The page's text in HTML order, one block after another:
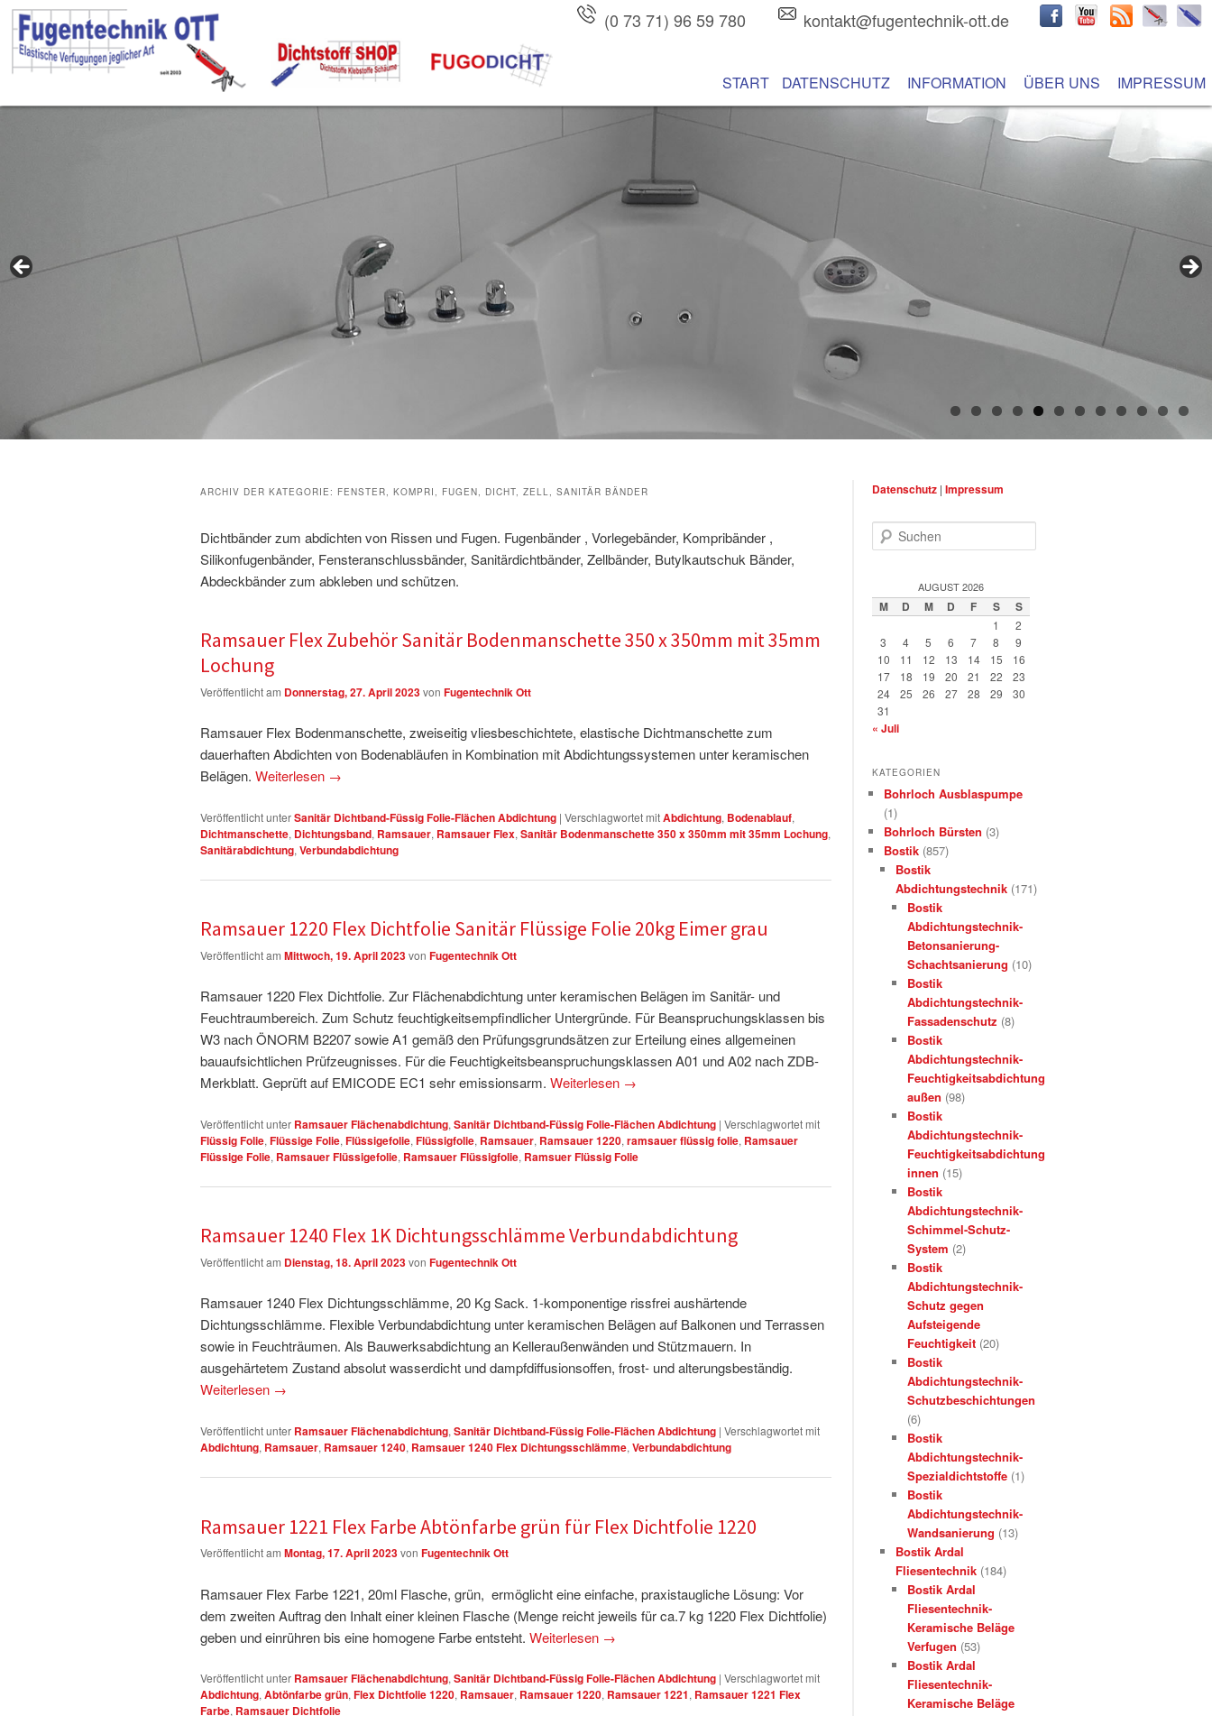
(0 73 71) 96 59 780 kontakt@fugentechnik-ott.de
Hauptmenü
Zum Inhalt wechseln
Zum sekundären Inhalt wechseln
START DATENSCHUTZ INFORMATION ÜBER UNS IMPRESSUM
ARCHIV DER KATEGORIE: FENSTER, KOMPRI, FUGEN, DICHT, ZELL, SANITÄR BÄNDER
Dichtbänder zum abdichten von Rissen und Fugen. Fugenbänder , Vorlegebänder, Kompribänder ,
Silikonfugenbänder, Fensteranschlussbänder, Sanitärdichtbänder, Zellbänder, Butylkautschuk Bänder,
Abdeckbänder zum abkleben und schützen.
Ramsauer Flex Zubehör Sanitär Bodenmanschette 350 x 350mm mit 35mm
Lochung
Veröffentlicht am Donnerstag, 27. April 2023von Fugentechnik Ott
Ramsauer Flex Bodenmanschette, zweiseitig vliesbeschichtete, elastische Dichtmanschette zum
dauerhaften Abdichten von Bodenabläufen in Kombination mit Abdichtungssystemen unter keramischen
Belägen. Weiterlesen →
Veröffentlicht unterSanitär Dichtband-Füssig Folie-Flächen Abdichtung | Verschlagwortet mitAbdichtung, Bodenablauf,
Dichtmanschette, Dichtungsband, Ramsauer, Ramsauer Flex, Sanitär Bodenmanschette 350 x 350mm mit 35mm Lochung,
Sanitärabdichtung, Verbundabdichtung
Ramsauer 1220 Flex Dichtfolie Sanitär Flüssige Folie 20kg Eimer grau
Veröffentlicht am Mittwoch, 19. April 2023von Fugentechnik Ott
Ramsauer 1220 Flex Dichtfolie. Zur Flächenabdichtung unter keramischen Belägen im Sanitär- und
Feuchtraumbereich. Zum Schutz feuchtigkeitsempfindlicher Untergründe. Für Beanspruchungsklassen bis
W3 nach ÖNORM B2207 sowie A1 gemäß den Prüfungsgrundsätzen zur Erteilung eines allgemeinen
bauaufsichtlichen Prüfzeugnisses. Für die Feuchtigkeitsbeanspruchungsklassen A01 und A02 nach ZDB-
Merkblatt. Geprüft auf EMICODE EC1 sehr emissionsarm. Weiterlesen →
Veröffentlicht unter Ramsauer Flächenabdichtung, Sanitär Dichtband-Füssig Folie-Flächen Abdichtung | Verschlagwortet mit
Flüssig Folie, Flüssige Folie, Flüssigefolie, Flüssigfolie, Ramsauer, Ramsauer 1220, ramsauer flüssig folie, Ramsauer
Flüssige Folie, Ramsauer Flüssigefolie, Ramsauer Flüssigfolie, Ramsuer Flüssig Folie
Ramsauer 1240 Flex 1K Dichtungsschlämme Verbundabdichtung
Veröffentlicht am Dienstag, 18. April 2023von Fugentechnik Ott
Ramsauer 1240 Flex Dichtungsschlämme, 20 Kg Sack. 1-komponentige rissfrei aushärtende
Dichtungsschlämme. Flexible Verbundabdichtung unter keramischen Belägen auf Balkonen und Terrassen
sowie in Feuchträumen. Als Bauwerksabdichtung an Kelleraußenwänden und Stützmauern. In
ausgehärtetem Zustand absolut wasserdicht und dampfdiffusionsoffen, frost- und alterungsbeständig.
Weiterlesen →
Veröffentlicht unter Ramsauer Flächenabdichtung, Sanitär Dichtband-Füssig Folie-Flächen Abdichtung | Verschlagwortet mit
Abdichtung, Ramsauer, Ramsauer 1240, Ramsauer 1240 Flex Dichtungsschlämme, Verbundabdichtung
Ramsauer 1221 Flex Farbe Abtönfarbe grün für Flex Dichtfolie 1220
Veröffentlicht am Montag, 17. April 2023von Fugentechnik Ott
Ramsauer Flex Farbe 1221, 20ml Flasche, grün, ermöglicht eine einfache, praxistaugliche Lösung: Vor
dem zweiten Auftrag den Inhalt einer kleinen Flasche (Menge reicht jeweils für ca.7 kg 1220 Flex Dichtfolie)
geben und einrühren bis eine homogene Farbe entsteht. Weiterlesen →
Veröffentlicht unter Ramsauer Flächenabdichtung, Sanitär Dichtband-Füssig Folie-Flächen Abdichtung | Verschlagwortet mit
Abdichtung, Abtönfarbe grün, Flex Dichtfolie 1220, Ramsauer, Ramsauer 1220, Ramsauer 1221, Ramsauer 1221 Flex
Farbe, Ramsauer Dichtfolie
Datenschutz | Impressum
Suchen
AUGUST 2026
M D M D F S S
1
2
3
4 5 6 7 8
9
10
11 12 13 14 15
16
17
18 19 20 21 22
23
24
25 26 27 28 29
30
31
« Juli
KATEGORIEN
Bohrloch Ausblaspumpe
(1)
Bohrloch Bürsten (3)
Bostik (857)
Bostik
Abdichtungstechnik (171)
Bostik
Abdichtungstechnik-
Betonsanierung-
Schachtsanierung (10)
Bostik
Abdichtungstechnik-
Fassadenschutz (8)
Bostik
Abdichtungstechnik-
Feuchtigkeitsabdichtung
außen (98)
Bostik
Abdichtungstechnik-
Feuchtigkeitsabdichtung
innen (15)
Bostik
Abdichtungstechnik-
Schimmel-Schutz-
System (2)
Bostik
Abdichtungstechnik-
Schutz gegen
Aufsteigende
Feuchtigkeit (20)
Bostik
Abdichtungstechnik-
Schutzbeschichtungen
(6)
Bostik
Abdichtungstechnik-
Spezialdichtstoffe (1)
Bostik
Abdichtungstechnik-
Wandsanierung (13)
Bostik Ardal
Fliesentechnik (184)
Bostik Ardal
Fliesentechnik-
Keramische Beläge
Verfugen (53)
Bostik Ardal
Fliesentechnik-
Keramische Beläge